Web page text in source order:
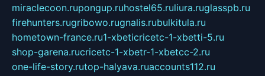
miraclecoon.rupongup.ruhostel65.ruliura.ruglasspb.ru
firehunters.rugribowo.rugnalis.rubulkitula.ru
hometown-france.ru1-xbeticricetc-1-xbetti-5.ru
shop-garena.rucricetc-1-xbetr-1-xbetcc-2.ru
one-life-story.rutop-halyava.ruaccounts112.ru